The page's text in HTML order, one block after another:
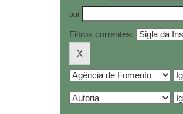
por
Filtros correntes: